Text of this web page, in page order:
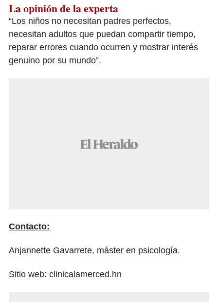
La opinión de la experta
“Los niños no necesitan padres perfectos,
necesitan adultos que puedan compartir tiempo,
reparar errores cuando ocurren y mostrar interés
genuino por su mundo”.
Contacto:
Anjannette Gavarrete, máster en psicología.
Sitio web: clinicalamerced.hn